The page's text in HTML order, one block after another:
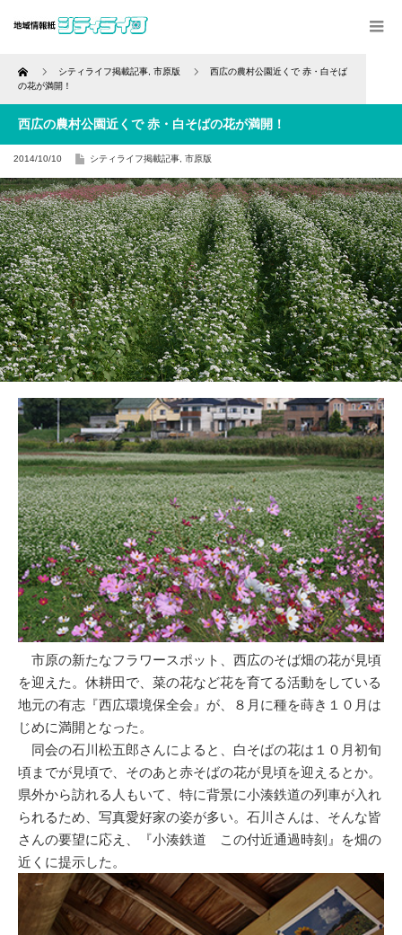
Home シティライフ掲載記事 市原版
西広の農村公園近くで 赤・白そば
の花が満開！
西広の農村公園近くで 赤・白そばの花が満開！
2014/10/10 シティライフ掲載記事 市原版
市原の新たなフラワースポット、西広のそば畑の花が見頃
を迎えた。休耕田で、菜の花など花を育てる活動をしている
地元の有志『西広環境保全会』が、８月に種を蒔き１０月は
じめに満開となった。
同会の石川松五郎さんによると、白そばの花は１０月初旬
頃までが見頃で、そのあと赤そばの花が見頃を迎えるとか。
県外から訪れる人もいて、特に背景に小湊鉄道の列車が入れ
られるため、写真愛好家の姿が多い。石川さんは、そんな皆
さんの要望に応え、『小湊鉄道 この付近通過時刻』を畑の
近くに提示した。